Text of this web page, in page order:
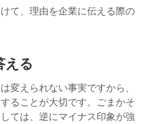
て、理由を企業に伝える際の
える
変えられない事実ですから、
ることが大切です。ごまかそ
ては、逆にマイナス印象が強